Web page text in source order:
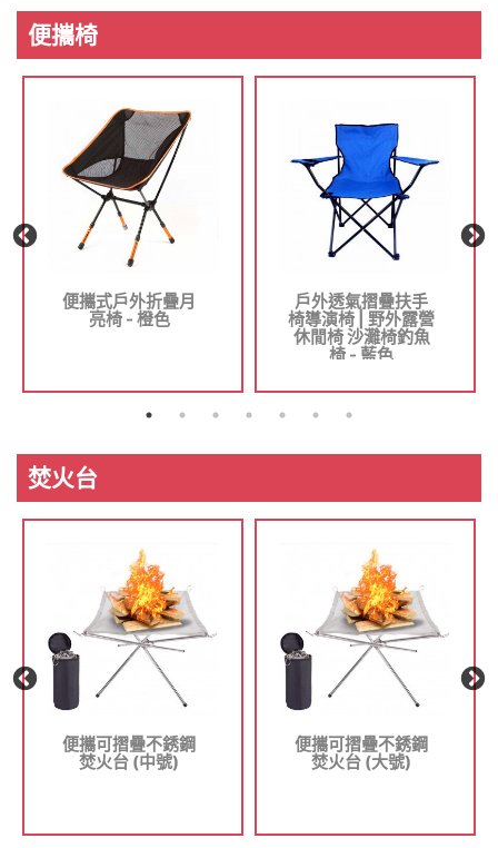
便攜椅
便攜式戶外折疊月
亮椅 - 橙色
戶外透氣摺疊扶手
椅導演椅 | 野外露營
休閒椅 沙灘椅釣魚
椅 - 藍色
焚火台
便攜可摺疊不銹鋼
焚火台 (中號)
便攜可摺疊不銹鋼
焚火台 (大號)